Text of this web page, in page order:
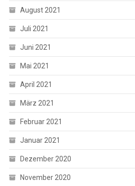
August 2021
Juli 2021
Juni 2021
Mai 2021
April 2021
März 2021
Februar 2021
Januar 2021
Dezember 2020
November 2020